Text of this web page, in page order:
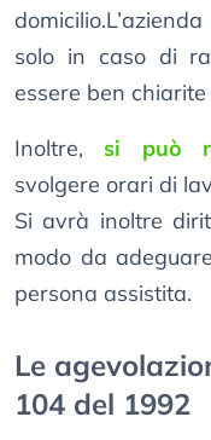
solo in caso di
essere ben
Inoltre, si può
svolgere orari di
Si avrà inoltre
modo da
persona assistita.
Le
104 del 1992